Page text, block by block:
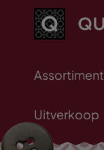
Assortiment
Uitverkoop